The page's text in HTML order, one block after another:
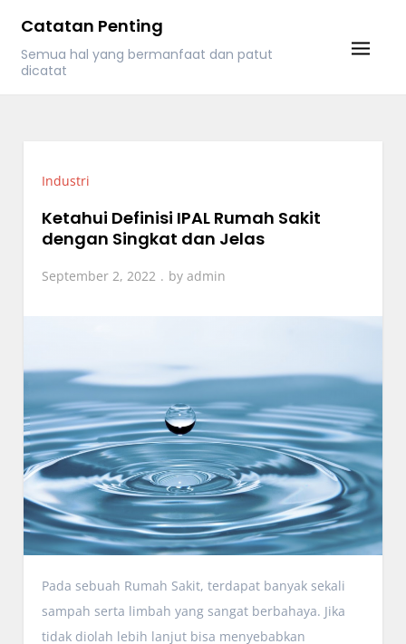
content
Catatan Penting
Semua hal yang bermanfaat dan patut
dicatat
Industri
Ketahui Definisi IPAL Rumah Sakit
dengan Singkat dan Jelas
September 2, 2022 byadmin
Pada sebuah Rumah Sakit, terdapat banyak sekali
sampah serta limbah yang sangat berbahaya. Jika
tidak diolah lebih lanjut bisa menyebabkan